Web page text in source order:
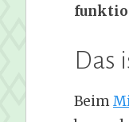
Das
Beim